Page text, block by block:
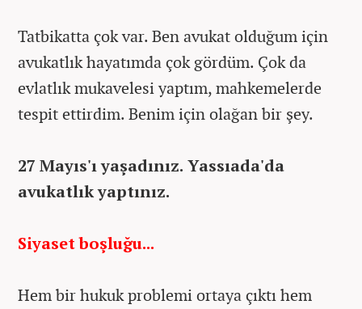
Tatbikatta çok var. Ben avukat olduğum için
avukatlık hayatımda çok gördüm. Çok da
evlatlık mukavelesi yaptım, mahkemelerde
tespit ettirdim. Benim için olağan bir şey.
27 Mayıs'ı yaşadınız. Yassıada'da
avukatlık yaptınız.
Siyaset boşluğu...
Hem bir hukuk problemi ortaya çıktı hem